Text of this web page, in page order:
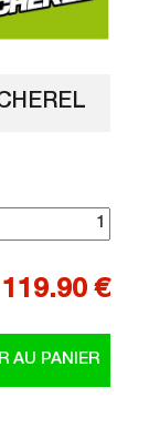
119.90 €